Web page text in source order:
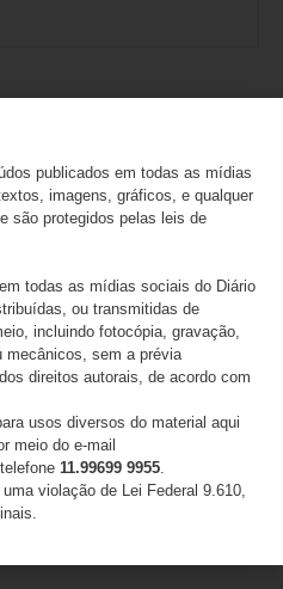
navegador para a
publicados em todas as mídias
imagens, gráficos, e qualquer
são protegidos pelas leis de
todas as mídias sociais do Diário
ou transmitidas de
incluindo fotocópia, gravação,
mecânicos, sem a prévia
direitos autorais, de acordo com
usos diversos do material aqui
meio do e-mail
11.99699 9955.
violação de Lei Federal 9.610,